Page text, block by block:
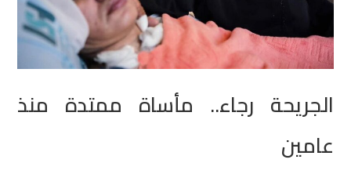
الجريحة رجاء.. مأساة ممتدة منذ
عامين